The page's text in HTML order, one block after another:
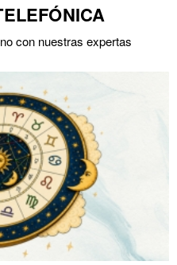
con nuestras expertas